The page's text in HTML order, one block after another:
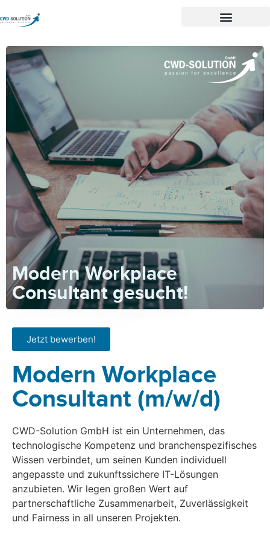
Modern Workplace
Consultant gesucht!
Jetzt bewerben!
Modern Workplace
Consultant (m/w/d)
CWD-Solution GmbH ist ein Unternehmen, das
technologische Kompetenz und branchenspezifisches
Wissen verbindet, um seinen Kunden individuell
angepasste und zukunftssichere IT-Lösungen
anzubieten. Wir legen großen Wert auf
partnerschaftliche Zusammenarbeit, Zuverlässigkeit
und Fairness in all unseren Projekten.